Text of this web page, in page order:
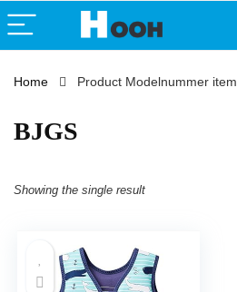
Home Product Modelnummer item
‎BJGS
Showing the single result